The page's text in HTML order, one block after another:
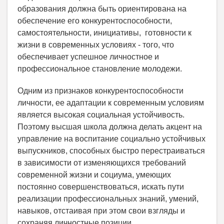
образования должна быть ориентирована на
обеспечение его конкурентоспособности,
самостоятельности, инициативы, готовности к
жизни в современных условиях - того, что
обеспечивает успешное личностное и
профессиональное становление молодежи.
Одним из признаков конкурентоспособности
личности, ее адаптации к современным условиям
является высокая социальная устойчивость.
Поэтому высшая школа должна делать акцент на
управление на воспитание социально устойчивых
выпускников, способных быстро перестраиваться
в зависимости от изменяющихся требований
современной жизни и социума, умеющих
постоянно совершенствоваться, искать пути
реализации профессиональных знаний, умений,
навыков, отстаивая при этом свои взгляды и